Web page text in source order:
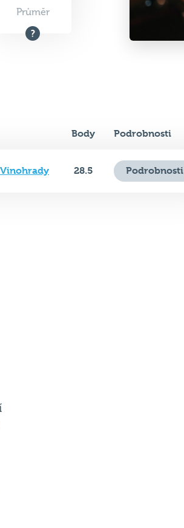
Průměr
Body Podrobnosti
28.5 Podrobnosti